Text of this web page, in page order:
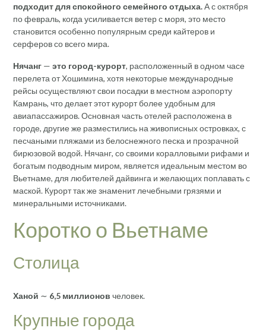
подходит для спокойного семейного отдыха.А с октября
по февраль, когда усиливается ветер с моря, это место
становится особенно популярным среди кайтеров и
серферов со всего мира.
Нячанг — это город-курорт, расположенный в одном часе
перелета от Хошимина, хотя некоторые международные
рейсы осуществляют свои посадки в местном аэропорту
Камрань, что делает этот курорт более удобным для
авиапассажиров. Основная часть отелей расположена в
городе, другие же разместились на живописных островках, с
песчаными пляжами из белоснежного песка и прозрачной
бирюзовой водой. Нячанг, со своими коралловыми рифами и
богатым подводным миром, является идеальным местом во
Вьетнаме, для любителей дайвинга и желающих поплавать с
маской. Курорт так же знаменит лечебными грязями и
минеральными источниками.
Коротко о Вьетнаме
Столица
Ханой ∼ 6,5 миллионов человек.
Крупные города